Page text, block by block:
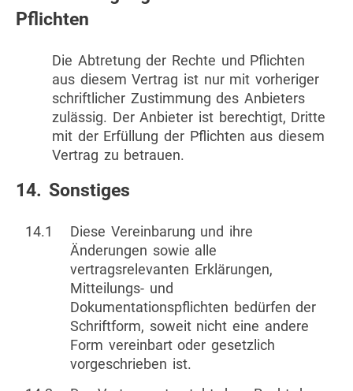
Pflichten
Die Abtretung der Rechte und Pflichten
aus diesem Vertrag ist nur mit vorheriger
schriftlicher Zustimmung des Anbieters
zulässig. Der Anbieter ist berechtigt, Dritte
mit der Erfüllung der Pflichten aus diesem
Vertrag zu betrauen.
14. Sonstiges
14.1
Diese Vereinbarung und ihre
Änderungen sowie alle
vertragsrelevanten Erklärungen,
Mitteilungs- und
Dokumentationspflichten bedürfen der
Schriftform, soweit nicht eine andere
Form vereinbart oder gesetzlich
vorgeschrieben ist.